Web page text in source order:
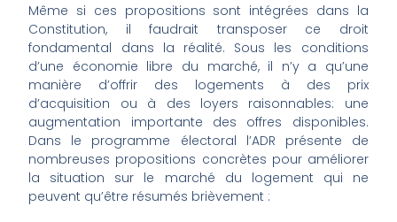
Même si ces propositions sont intégrées dans la
Constitution, il faudrait transposer ce droit
fondamental dans la réalité. Sous les conditions
d’une économie libre du marché, il n’y a qu’une
manière d’offrir des logements à des prix
d’acquisition ou à des loyers raisonnables: une
augmentation importante des offres disponibles.
Dans le programme électoral l’ADR présente de
nombreuses propositions concrètes pour améliorer
la situation sur le marché du logement qui ne
peuvent qu’être résumés brièvement :